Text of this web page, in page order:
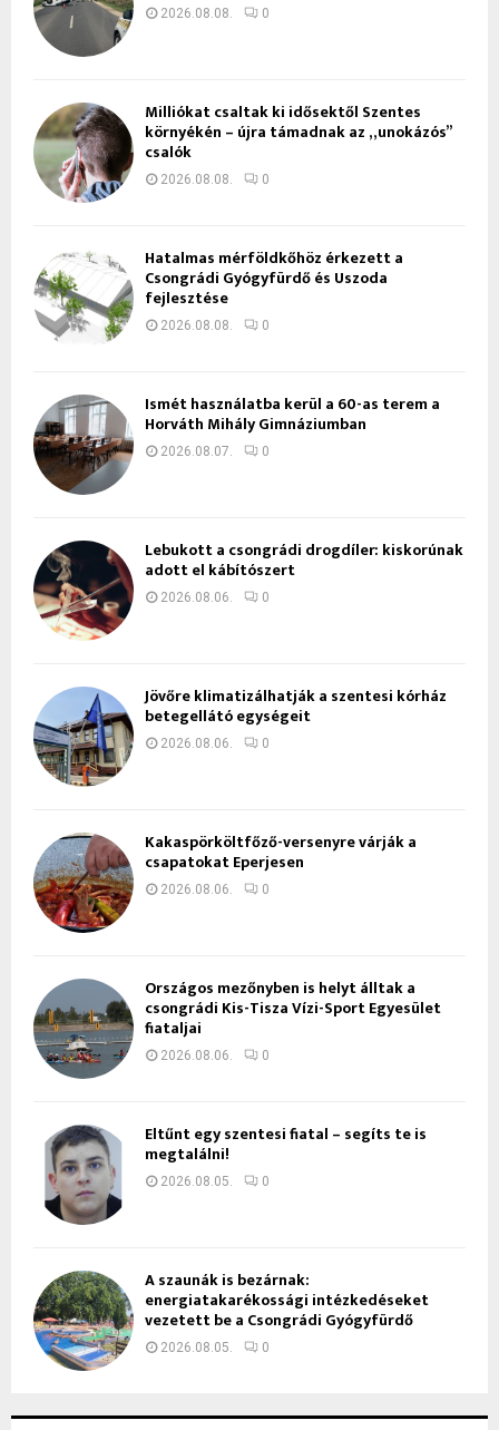
2026.08.08. 0
Milliókat csaltak ki idősektől Szentes
környékén – újra támadnak az „unokázós”
csalók
2026.08.08. 0
Hatalmas mérföldkőhöz érkezett a
Csongrádi Gyógyfürdő és Uszoda
fejlesztése
2026.08.08. 0
Ismét használatba kerül a 60-as terem a
Horváth Mihály Gimnáziumban
2026.08.07. 0
Lebukott a csongrádi drogdíler: kiskorúnak
adott el kábítószert
2026.08.06. 0
Jövőre klimatizálhatják a szentesi kórház
betegellátó egységeit
2026.08.06. 0
Kakaspörköltfőző-versenyre várják a
csapatokat Eperjesen
2026.08.06. 0
Országos mezőnyben is helyt álltak a
csongrádi Kis-Tisza Vízi-Sport Egyesület
fiataljai
2026.08.06. 0
Eltűnt egy szentesi fiatal – segíts te is
megtalálni!
2026.08.05. 0
A szaunák is bezárnak:
energiatakarékossági intézkedéseket
vezetett be a Csongrádi Gyógyfürdő
2026.08.05. 0